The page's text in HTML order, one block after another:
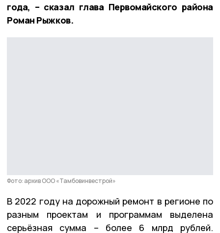
года, – сказал глава Первомайского района
Роман Рыжков.
Фото: архив ООО «Тамбовинвестрой»
В 2022 году на дорожный ремонт в регионе по
разным проектам и программам выделена
серьёзная сумма – более 6 млрд рублей.